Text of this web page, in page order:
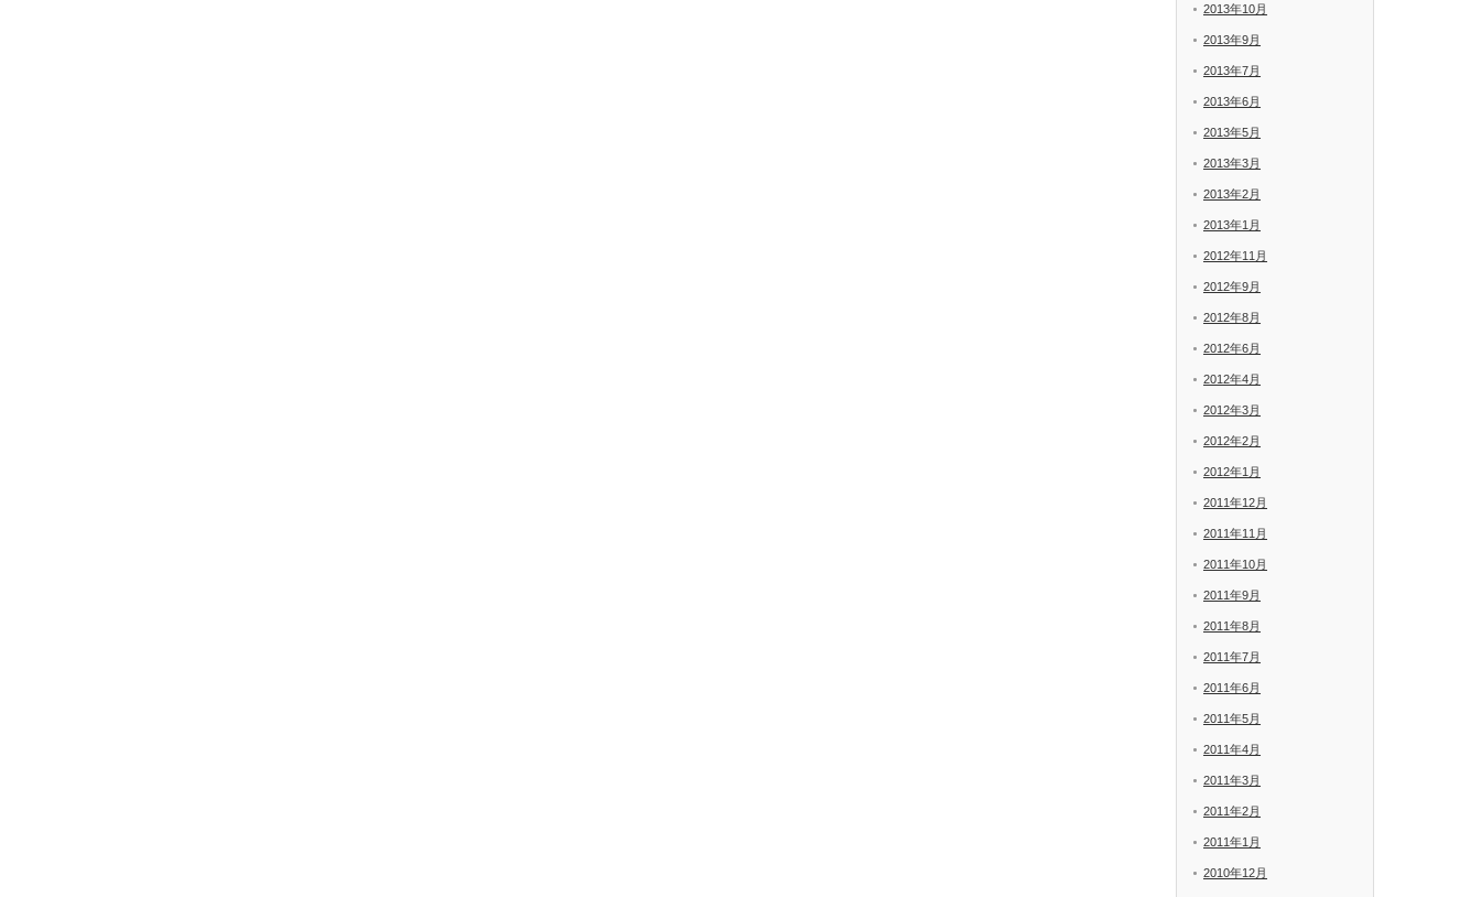
2013年10月
2013年9月
2013年7月
2013年6月
2013年5月
2013年3月
2013年2月
2013年1月
2012年11月
2012年9月
2012年8月
2012年6月
2012年4月
2012年3月
2012年2月
2012年1月
2011年12月
2011年11月
2011年10月
2011年9月
2011年8月
2011年7月
2011年6月
2011年5月
2011年4月
2011年3月
2011年2月
2011年1月
2010年12月